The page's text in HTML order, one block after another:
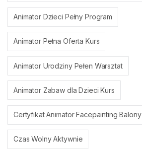
Animator Dzieci Pełny Program
Animator Pełna Oferta Kurs
Animator Urodziny Pełen Warsztat
Animator Zabaw dla Dzieci Kurs
Certyfikat Animator Facepainting Balony
Czas Wolny Aktywnie